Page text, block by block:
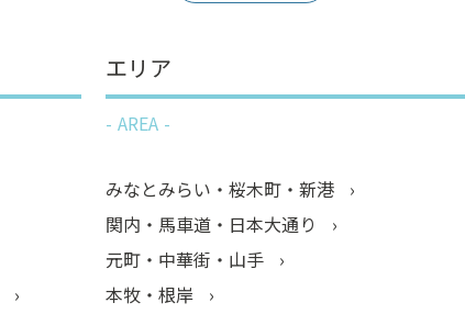
エリア
AREA
みなとみらい・桜木町・新港
関内・馬車道・日本大通り
元町・中華街・山手
本牧・根岸